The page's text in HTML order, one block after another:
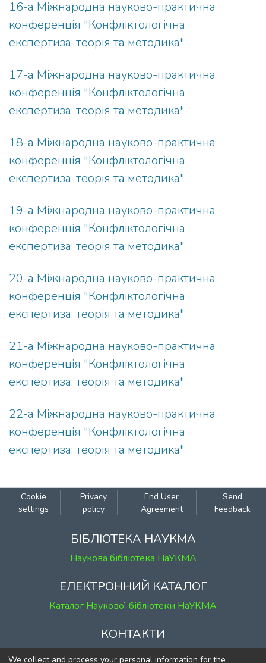
16-а Міжнародна науково-практична
конференція "Конфліктологічна
експертиза: теорія та методика"
17-а Міжнародна науково-практична
конференція "Конфліктологічна
експертиза: теорія та методика"
18-а Міжнародна науково-практична
конференція "Конфліктологічна
експертиза: теорія та методика"
19-а Міжнародна науково-практична
конференція "Конфліктологічна
експертиза: теорія та методика"
20-а Міжнародна науково-практична
конференція "Конфліктологічна
експертиза: теорія та методика"
21-а Міжнародна науково-практична
конференція "Конфліктологічна
експертиза: теорія та методика"
22-а Міжнародна науково-практична
конференція "Конфліктологічна
експертиза: теорія та методика"
Cookie
settings
Privacy
policy
End User
Agreement
Send
Feedback
БІБЛІОТЕКА НАУКМА
Наукова бібліотека НаУКМА
ЕЛЕКТРОННИЙ КАТАЛОГ
Каталог Наукової бібліотеки НаУКМА
КОНТАКТИ
м. Київ, вул. Григорія Сковороди, 2
We collect and process your personal information for the